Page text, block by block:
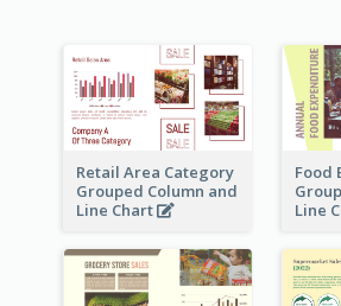
Retail Area Category
Grouped Column and
Line Chart
Food
Line